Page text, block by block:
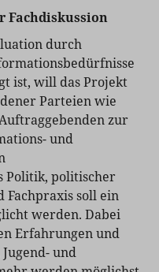
Fachdiskussion
durch
ist, will das Projekt
Parteien wie
zur
und
Politik, politischer
Fachpraxis soll ein
werden. Dabei
Erfahrungen und
und